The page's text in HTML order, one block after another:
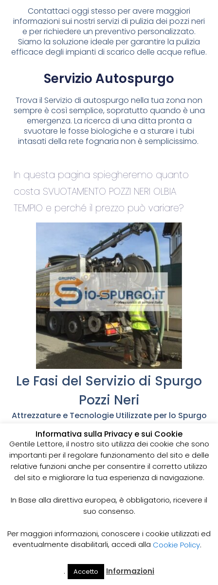
Contattaci oggi stesso per avere maggiori
informazioni sui nostri servizi di pulizia dei pozzi neri
e per richiedere un preventivo personalizzato.
Siamo la soluzione ideale per garantire la pulizia
efficace degli impianti di scarico delle acque reflue.
Servizio Autospurgo
Trova il Servizio di autospurgo nella tua zona non
sempre è così semplice, sopratutto quando è una
emergenza. La ricerca di una ditta pronta a
svuotare le fosse biologiche e a sturare i tubi
intasati della rete fognaria non è semplicissimo.
In questa pagina spiegheremo quanto
costa SVUOTAMENTO POZZI NERI OLBIA
TEMPIO e perché il prezzo può variare?
Le Fasi del Servizio di Spurgo
Pozzi Neri
Attrezzature e Tecnologie Utilizzate per lo Spurgo
Servizi Professionali di Pulizia Pozzi Neri con
Procedure Avanzate
Chiama Autospurgo
Quando la fossa biologica è colma di rifiuti organici e
Quando pioggia e acqua allagano casa, cantina, e
garage,
strade invase.
Chiama Autospurgo Quando la tubazione della rete
Per riparare le condotte e tubazioni sotto pavimento.
Vedi anche Autospurgo city
Cerca Il Mio
Informativa sulla Privacy e sui Cookie
Gentile Lettore, il nostro sito utilizza dei cookie che sono
importanti per il regolare funzionamento del sito e delle
relative funzioni anche per consentire il corretto utilizzo
del sito e migliorare la tua esperienza di navigazione.
In Base alla direttiva europea, è obbligatorio, ricevere il
suo consenso.
Per maggiori informazioni, conoscere i cookie utilizzati ed
eventualmente disabilitarli, accedi alla Cookie Policy.
. Accetto Informazioni